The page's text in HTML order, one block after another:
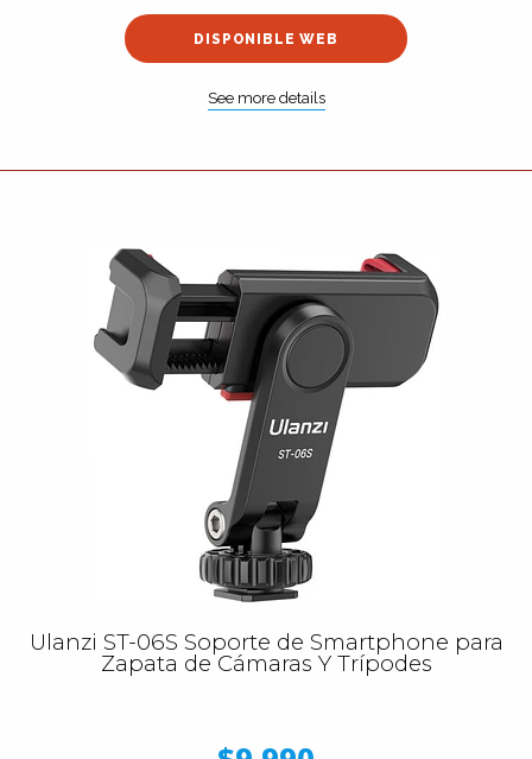
DISPONIBLE WEB
See more details
Ulanzi ST-06S Soporte de Smartphone para
Zapata de Cámaras Y Trípodes